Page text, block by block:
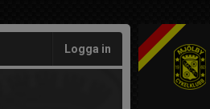
Logga in